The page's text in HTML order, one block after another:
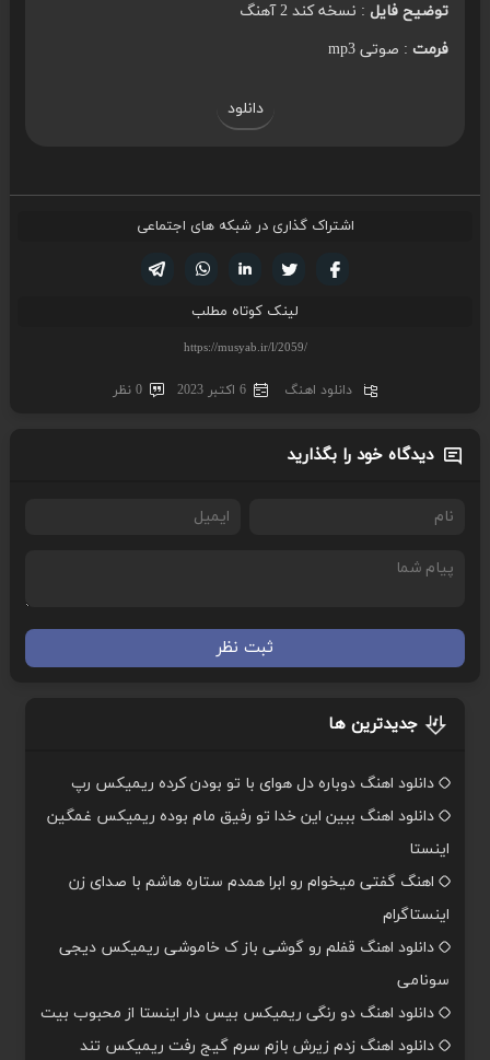
توضیح فایل: نسخه کند 2 آهنگ
فرمت: صوتی mp3
دانلود
اشتراک گذاری در شبکه های اجتماعی
لینکدین تویتر
فیسوک
لینک کوتاه مطلب
دانلود اهنگ 6 اکتبر 2023 0 نظر
دیدگاه خود را بگذارید
ثبت نظر
جدیدترین ها
دانلود اهنگ دوباره دل هوای با تو بودن کرده ریمیکس رپ
دانلود اهنگ ببین این خدا تو رفیق مام بوده ریمیکس غمگین
اینستا
اهنگ گفتی میخوام رو ابرا همدم ستاره هاشم با صدای زن
اینستاگرام
دانلود اهنگ قفلم رو گوشی باز ک خاموشی ریمیکس دیجی
سونامی
دانلود اهنگ دو رنگی ریمیکس بیس دار اینستا از محبوب بیت
دانلود اهنگ زدم زیرش بازم سرم گیج رفت ریمیکس تند